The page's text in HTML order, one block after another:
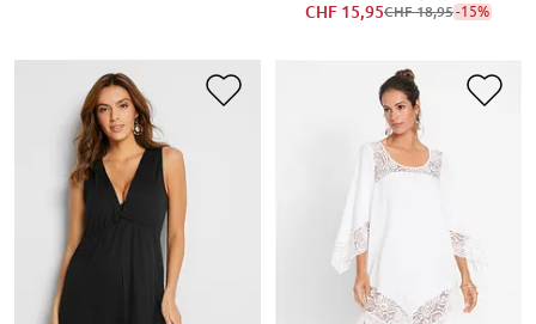
CHF 15,95CHF 18,95-15%